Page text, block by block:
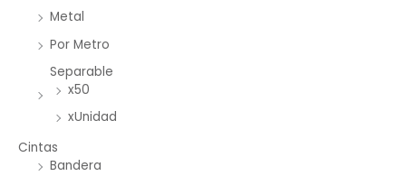
Metal
Por Metro
Separable
x50
xUnidad
Cintas
Bandera